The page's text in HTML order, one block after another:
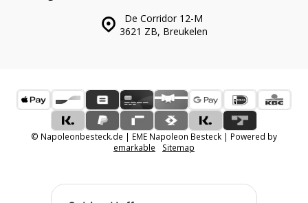
De Corridor 12-M
3621 ZB, Breukelen
© Napoleonbesteck.de | EME Napoleon Besteck | Powered by
emarkable
Sitemap